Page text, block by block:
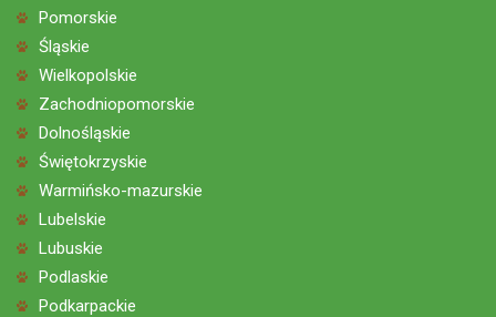
Pomorskie
Śląskie
Wielkopolskie
Zachodniopomorskie
Dolnośląskie
Świętokrzyskie
Warmińsko-mazurskie
Lubelskie
Lubuskie
Podlaskie
Podkarpackie